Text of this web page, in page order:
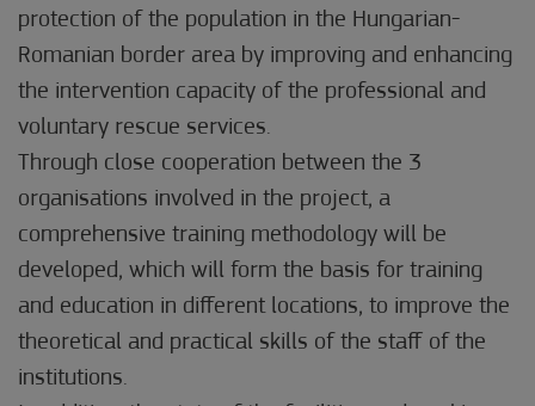
protection of the population in the Hungarian-
Romanian border area by improving and enhancing
the intervention capacity of the professional and
voluntary rescue services.
Through close cooperation between the 3
organisations involved in the project, a
comprehensive training methodology will be
developed, which will form the basis for training
and education in different locations, to improve the
theoretical and practical skills of the staff of the
institutions.